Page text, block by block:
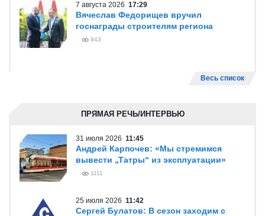
7 августа 2026 17:29
Вячеслав Федорищев вручил
госнаграды строителям региона
943
Весь список
ПРЯМАЯ РЕЧЬ/ИНТЕРВЬЮ
31 июля 2026 11:45
Андрей Карпочев: «Мы стремимся
вывести „Татры“ из эксплуатации»
1111
25 июля 2026 11:42
Сергей Булатов: В сезон заходим с